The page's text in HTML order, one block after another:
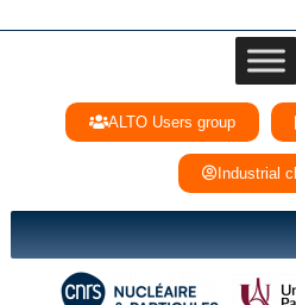
ALTO Users group
Industrial